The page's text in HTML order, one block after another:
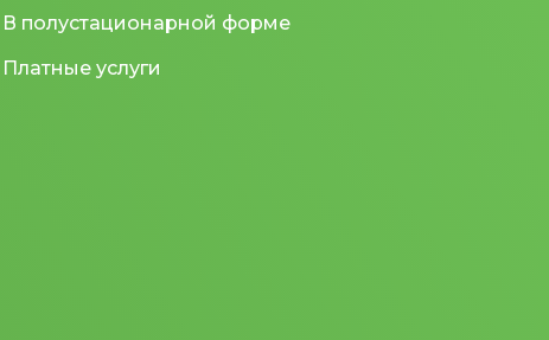
В полустационарной форме
Платные услуги